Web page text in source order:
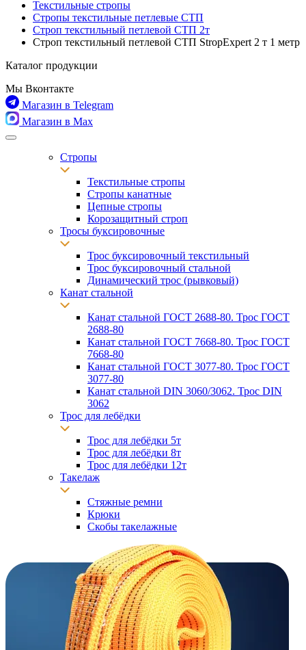
Текстильные стропы
Стропы текстильные петлевые СТП
Строп текстильный петлевой СТП 2т
Строп текстильный петлевой СТП StropExpert 2 т 1 метр
Каталог продукции
Мы Вконтакте
Магазин в Telegram
Магазин в Max
Стропы
Текстильные стропы
Стропы канатные
Цепные стропы
Корозащитный строп
Тросы буксировочные
Трос буксировочный текстильный
Трос буксировочный стальной
Динамический трос (рывковый)
Канат стальной
Канат стальной ГОСТ 2688-80. Трос ГОСТ
2688-80
Канат стальной ГОСТ 7668-80. Трос ГОСТ
7668-80
Канат стальной ГОСТ 3077-80. Трос ГОСТ
3077-80
Канат стальной DIN 3060/3062. Трос DIN
3062
Трос для лебёдки
Трос для лебёдки 5т
Трос для лебёдки 8т
Трос для лебёдки 12т
Такелаж
Стяжные ремни
Крюки
Скобы такелажные